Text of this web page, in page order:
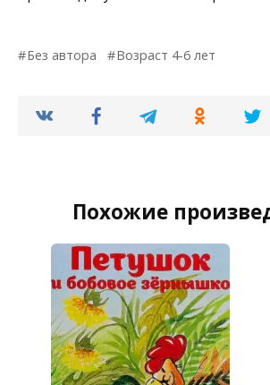
Без автора Возраст 4-6 лет
Похожие